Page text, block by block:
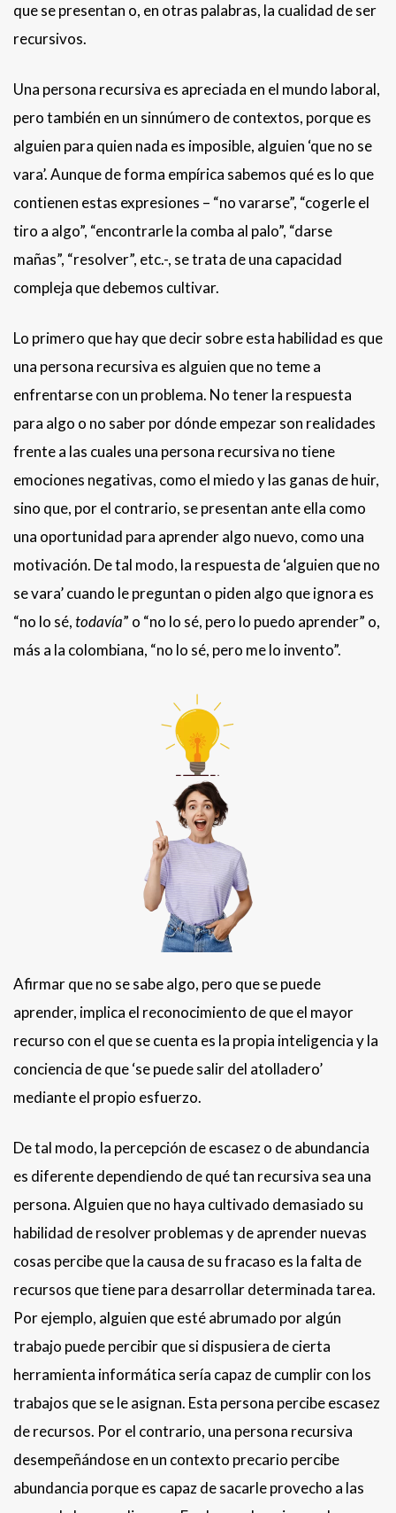
que se presentan o, en otras palabras, la cualidad de ser
recursivos.
Una persona recursiva es apreciada en el mundo laboral,
pero también en un sinnúmero de contextos, porque es
alguien para quien nada es imposible, alguien ‘que no se
vara’. Aunque de forma empírica sabemos qué es lo que
contienen estas expresiones – “no vararse”, “cogerle el
tiro a algo”, “encontrarle la comba al palo”, “darse
mañas”, “resolver”, etc.-, se trata de una capacidad
compleja que debemos cultivar.
Lo primero que hay que decir sobre esta habilidad es que
una persona recursiva es alguien que no teme a
enfrentarse con un problema. No tener la respuesta
para algo o no saber por dónde empezar son realidades
frente a las cuales una persona recursiva no tiene
emociones negativas, como el miedo y las ganas de huir,
sino que, por el contrario, se presentan ante ella como
una oportunidad para aprender algo nuevo, como una
motivación. De tal modo, la respuesta de ‘alguien que no
se vara’ cuando le preguntan o piden algo que ignora es
“no lo sé,todavía” o “no lo sé, pero lo puedo aprender” o,
más a la colombiana, “no lo sé, pero me lo invento”.
Afirmar que no se sabe algo, pero que se puede
aprender, implica el reconocimiento de que el mayor
recurso con el que se cuenta es la propia inteligencia y la
conciencia de que ‘se puede salir del atolladero’
mediante el propio esfuerzo.
De tal modo, la percepción de escasez o de abundancia
es diferente dependiendo de qué tan recursiva sea una
persona. Alguien que no haya cultivado demasiado su
habilidad de resolver problemas y de aprender nuevas
cosas percibe que la causa de su fracaso es la falta de
recursos que tiene para desarrollar determinada tarea.
Por ejemplo, alguien que esté abrumado por algún
trabajo puede percibir que si dispusiera de cierta
herramienta informática sería capaz de cumplir con los
trabajos que se le asignan. Esta persona percibe escasez
de recursos. Por el contrario, una persona recursiva
desempeñándose en un contexto precario percibe
abundancia porque es capaz de sacarle provecho a las